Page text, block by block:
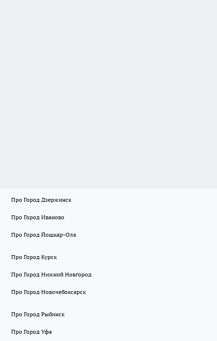
Про Город Дзержинск
Про Город Иваново
Про Город Йошкар-Ола
Про Город Курск
Про Город Нижний Новгород
Про Город Новочебоксарск
Про Город Рыбинск
Про Город Уфа